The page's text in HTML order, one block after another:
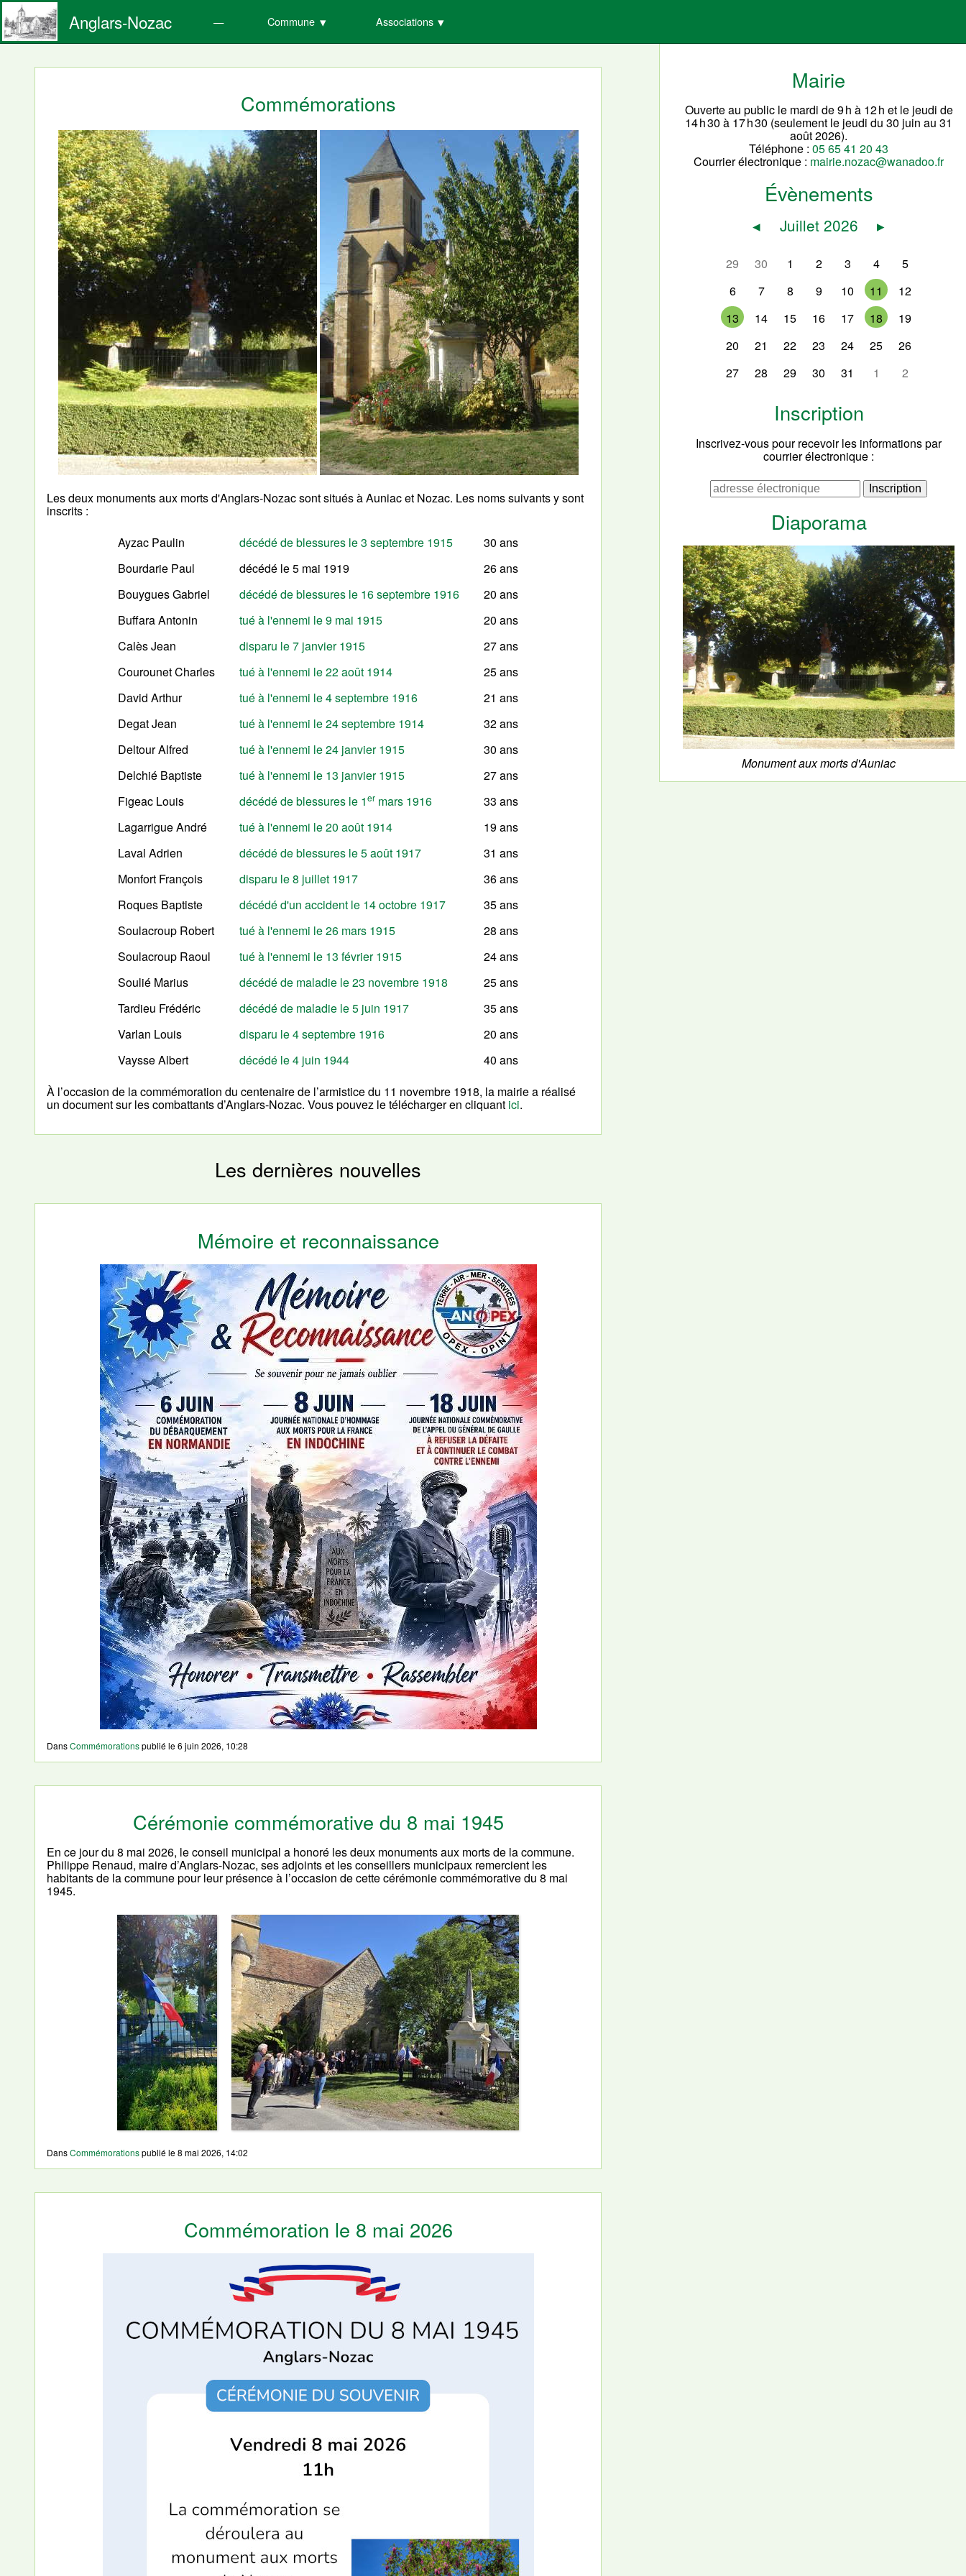
Anglars-Nozac Commune Associations
Commémorations
Les deux monuments aux morts d'Anglars-Nozac sont situés à Auniac et Nozac. Les noms suivants y sont
inscrits :
Ayzac Paulin
décédé de blessures le 3 septembre 1915
30 ans
Bourdarie Paul
décédé le 5 mai 1919
26 ans
Bouygues Gabriel
décédé de blessures le 16 septembre 1916
20 ans
Buffara Antonin
tué à l'ennemi le 9 mai 1915
20 ans
Calès Jean
disparu le 7 janvier 1915
27 ans
Courounet Charles
tué à l'ennemi le 22 août 1914
25 ans
David Arthur
tué à l'ennemi le 4 septembre 1916
21 ans
Degat Jean
tué à l'ennemi le 24 septembre 1914
32 ans
Deltour Alfred
tué à l'ennemi le 24 janvier 1915
30 ans
Delchié Baptiste
tué à l'ennemi le 13 janvier 1915
27 ans
Figeac Louis
décédé de blessures le 1er mars 1916
33 ans
Lagarrigue André
tué à l'ennemi le 20 août 1914
19 ans
Laval Adrien
décédé de blessures le 5 août 1917
31 ans
Monfort François
disparu le 8 juillet 1917
36 ans
Roques Baptiste
décédé d'un accident le 14 octobre 1917
35 ans
Soulacroup Robert
tué à l'ennemi le 26 mars 1915
28 ans
Soulacroup Raoul
tué à l'ennemi le 13 février 1915
24 ans
Soulié Marius
décédé de maladie le 23 novembre 1918
25 ans
Tardieu Frédéric
décédé de maladie le 5 juin 1917
35 ans
Varlan Louis
disparu le 4 septembre 1916
20 ans
Vaysse Albert
décédé le 4 juin 1944
40 ans
À l’occasion de la commémoration du centenaire de l’armistice du 11 novembre 1918, la mairie a réalisé
un document sur les combattants d’Anglars-Nozac. Vous pouvez le télécharger en cliquant ici.
Les dernières nouvelles
Mémoire et reconnaissance
DansCommémorationspublié le6 juin 2026, 10:28
Cérémonie commémorative du 8 mai 1945
En ce jour du 8 mai 2026, le conseil municipal a honoré les deux monuments aux morts de la commune.
Philippe Renaud, maire d’Anglars-Nozac, ses adjoints et les conseillers municipaux remercient les
habitants de la commune pour leur présence à l’occasion de cette cérémonie commémorative du 8 mai
1945.
DansCommémorationspublié le8 mai 2026, 14:02
Commémoration le 8 mai 2026
Mairie
Ouverte au public le mardi de 9 h à 12 h et le jeudi de
14 h 30 à 17 h 30 (seulement le jeudi du 30 juin au 31
août 2026).
Téléphone :05 65 41 20 43
Courrier électronique : mairie.nozac@wanadoo.fr
Évènements
◂ Juillet 2026 ▸
29 30 1 2 3 4
5
6
7 8 9 10 11
12
13
14 15 16 17 18
19
20
21 22 23 24 25
26
27
28 29 30 31 1 2
Inscription
Inscrivez-vous pour recevoir les informations par
courrier électronique :
Diaporama
Monument aux morts d'Auniac